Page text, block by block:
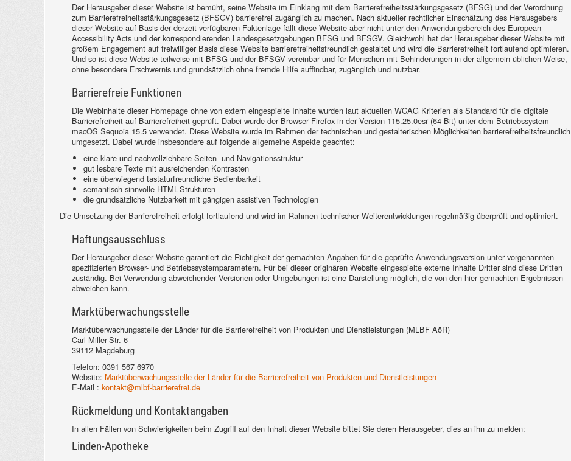
Der Herausgeber dieser Website ist bemüht, seine Website im Einklang mit dem Barrierefreiheitsstärkungsgesetz (BFSG) und der Verordnung
zum Barrierefreiheitsstärkungsgesetz (BFSGV) barrierefrei zugänglich zu machen. Nach aktueller rechtlicher Einschätzung des Herausgebers
dieser Website auf Basis der derzeit verfügbaren Faktenlage fällt diese Website aber nicht unter den Anwendungsbereich des European
Accessibility Acts und der korrespondierenden Landesgesetzgebungen BFSG und BFSGV. Gleichwohl hat der Herausgeber dieser Website mit
großem Engagement auf freiwilliger Basis diese Website barrierefreiheitsfreundlich gestaltet und wird die Barrierefreiheit fortlaufend optimieren.
Und so ist diese Website teilweise mit BFSG und der BFSGV vereinbar und für Menschen mit Behinderungen in der allgemein üblichen Weise,
ohne besondere Erschwernis und grundsätzlich ohne fremde Hilfe auffindbar, zugänglich und nutzbar.
Barrierefreie Funktionen
Die Webinhalte dieser Homepage ohne von extern eingespielte Inhalte wurden laut aktuellen WCAG Kriterien als Standard für die digitale
Barrierefreiheit auf Barrierefreiheit geprüft. Dabei wurde der Browser Firefox in der Version 115.25.0esr (64-Bit) unter dem Betriebssystem
macOS Sequoia 15.5 verwendet. Diese Website wurde im Rahmen der technischen und gestalterischen Möglichkeiten barrierefreiheitsfreundlich
umgesetzt. Dabei wurde insbesondere auf folgende allgemeine Aspekte geachtet:
eine klare und nachvollziehbare Seiten- und Navigationsstruktur
gut lesbare Texte mit ausreichenden Kontrasten
eine überwiegend tastaturfreundliche Bedienbarkeit
semantisch sinnvolle HTML-Strukturen
die grundsätzliche Nutzbarkeit mit gängigen assistiven Technologien
Die Umsetzung der Barrierefreiheit erfolgt fortlaufend und wird im Rahmen technischer Weiterentwicklungen regelmäßig überprüft und optimiert.
Haftungsausschluss
Der Herausgeber dieser Website garantiert die Richtigkeit der gemachten Angaben für die geprüfte Anwendungsversion unter vorgenannten
spezifizierten Browser- und Betriebssystemparametern. Für bei dieser originären Website eingespielte externe Inhalte Dritter sind diese Dritten
zuständig. Bei Verwendung abweichender Versionen oder Umgebungen ist eine Darstellung möglich, die von den hier gemachten Ergebnissen
abweichen kann.
Marktüberwachungsstelle
Marktüberwachungsstelle der Länder für die Barrierefreiheit von Produkten und Dienstleistungen (MLBF AöR)
Carl-Miller-Str. 6
39112 Magdeburg
Telefon: 0391 567 6970
Website: Marktüberwachungsstelle der Länder für die Barrierefreiheit von Produkten und Dienstleistungen
E-Mail : kontakt@mlbf-barrierefrei.de
Rückmeldung und Kontaktangaben
In allen Fällen von Schwierigkeiten beim Zugriff auf den Inhalt dieser Website bittet Sie deren Herausgeber, dies an ihn zu melden:
Linden-Apotheke